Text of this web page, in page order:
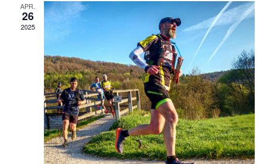
APR.
26
2025